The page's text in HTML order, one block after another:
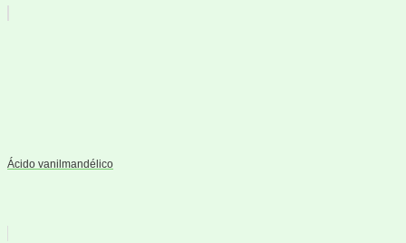
Ácido vanilmandélico